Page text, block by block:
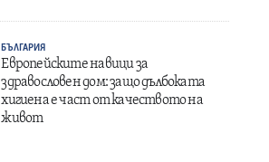
БЪЛГАРИЯ
Европейските навици за
здравословен дом: защо дълбоката
хигиена е част от качеството на
живот